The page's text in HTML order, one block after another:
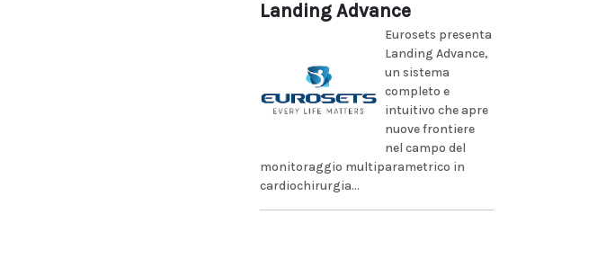
Landing Advance
Eurosets presenta
Landing Advance,
un sistema
completo e
intuitivo che apre
nuove frontiere
nel campo del
monitoraggio multiparametrico in
cardiochirurgia...